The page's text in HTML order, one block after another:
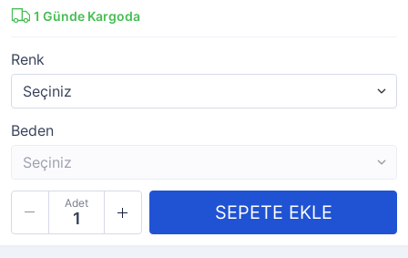
1 Günde Kargoda
Renk
Beden
Adet